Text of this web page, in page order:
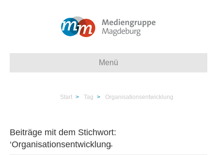
Menü
Start > Tag > Organisationsentwicklung
Beiträge mit dem Stichwort:
‘Organisationsentwicklung̵